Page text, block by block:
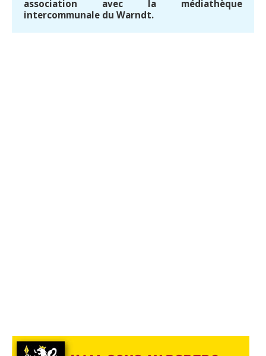
association avec la médiathèque
intercommunale du Warndt.